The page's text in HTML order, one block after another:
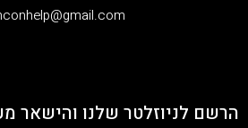
הרשם לניוזלטר שלנו והישאר